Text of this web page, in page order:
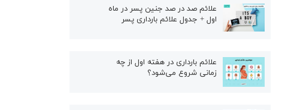
علائم صد در صد جنین پسر در ماه
اول + جدول علائم بارداری پسر
علائم بارداری در هفته اول از چه
زمانی شروع می‌شود؟